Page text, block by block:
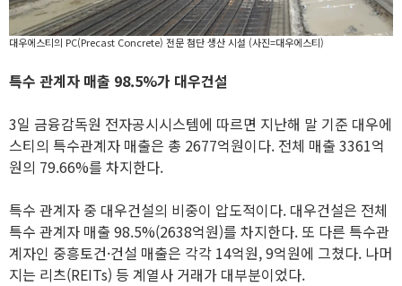
대우에스티의 PC(Precast Concrete) 전문 첨단 생산 시설 (사진=대우에스티)
특수 관계자 매출 98.5%가 대우건설
3일 금융감독원 전자공시시스템에 따르면 지난해 말 기준 대우에
스티의 특수관계자 매출은 총 2677억원이다. 전체 매출 3361억
원의 79.66%를 차지한다.
특수 관계자 중 대우건설의 비중이 압도적이다. 대우건설은 전체
특수 관계자 매출 98.5%(2638억원)를 차지한다. 또 다른 특수관
계자인 중흥토건·건설 매출은 각각 14억원, 9억원에 그쳤다. 나머
지는 리츠(REITs) 등 계열사 거래가 대부분이었다.